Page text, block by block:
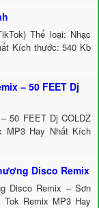
Thể loại: Nhạc
Kích thước: 540 Kb
– 50 FEET Dj
50 FEET Dj COLDZ
MP3 Hay Nhất Kích
Disco Remix
Disco Remix – Sơn
Tok Remix MP3 Hay